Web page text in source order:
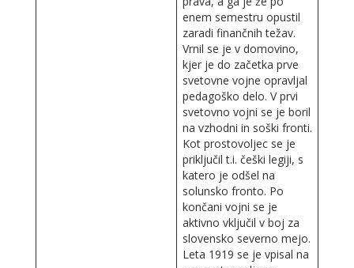
enem semestru opustil
zaradi finančnih težav.
Vrnil se je v domovino,
kjer je do začetka prve
svetovne vojne opravljal
pedagoško delo. V prvi
svetovno vojni se je boril
na vzhodni in soški fronti.
Kot prostovoljec se je
priključil t.i. češki legiji, s
katero je odšel na
solunsko fronto. Po
končani vojni se je
aktivno vključil v boj za
slovensko severno mejo.
Leta 1919 se je vpisal na